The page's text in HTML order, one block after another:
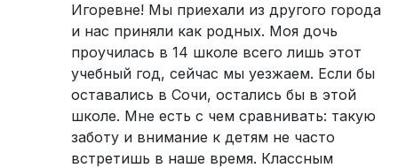
Игоревне! Мы приехали из другого города
и нас приняли как родных. Моя дочь
проучилась в 14 школе всего лишь этот
учебный год, сейчас мы уезжаем. Если бы
оставались в Сочи, остались бы в этой
школе. Мне есть с чем сравнивать: такую
заботу и внимание к детям не часто
встретишь в наше время. Классным